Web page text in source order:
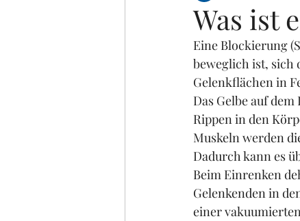
Was ist
Eine Blockierung
beweglich ist, sich
Gelenkflächen in
Das Gelbe auf
Rippen in den
Muskeln werden
Dadurch kann es
Beim Einrenken
Gelenkenden in
einer